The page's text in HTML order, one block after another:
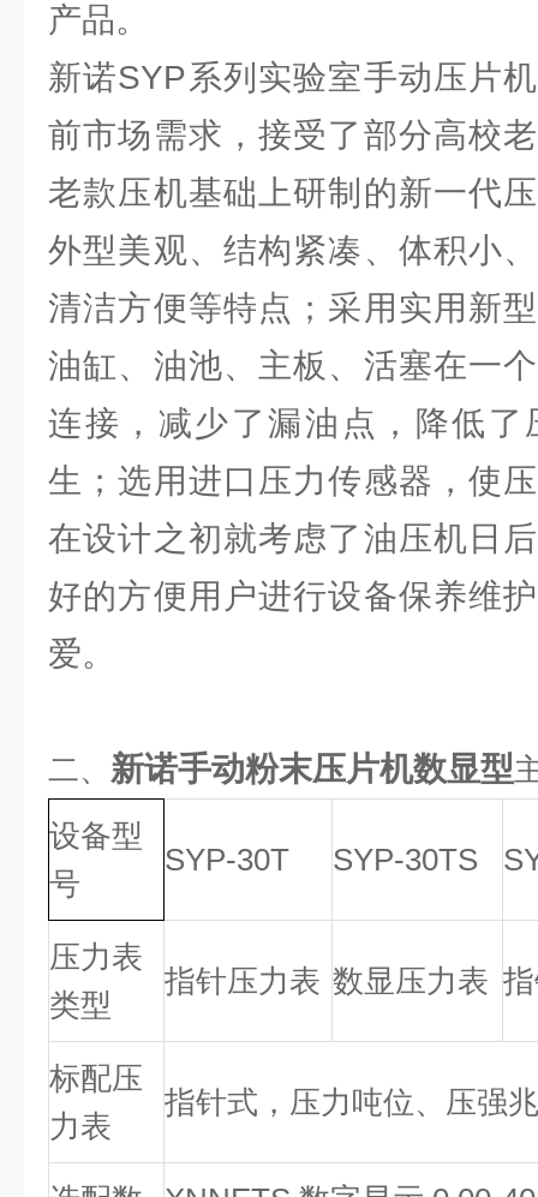
产品。
新诺SYP系列实验室手动压片
前市场需求，接受了部分高校
老款压机基础上研制的新一代
外型美观、结构紧凑、体积小
清洁方便等特点；采用实用新
油缸、油池、主板、活塞在一
连接，减少了漏油点，降低了
生；选用进口压力传感器，使
在设计之初就考虑了油压机日
好的方便用户进行设备保养维
爱。
二、 新诺手动粉末压片机数显型
设备型
号
SYP-30T SYP-30TS
压力表
类型
指针压力表 数显压力表
标配压
力表
指针式，压力吨位、压强